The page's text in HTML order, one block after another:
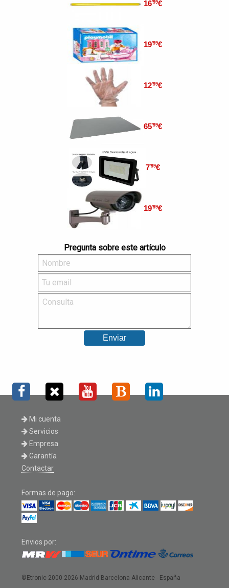
16'99€
19'99€
12'99€
65'99€
7'99€
19'99€
Pregunta sobre este artículo
Mi cuenta
Servicios
Empresa
Garantía
Contactar
Formas de pago:
Envios por:
©Etronic 2000-2026 Madrid Barcelona Alicante - España